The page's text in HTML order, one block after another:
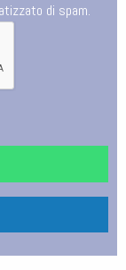
di spam.